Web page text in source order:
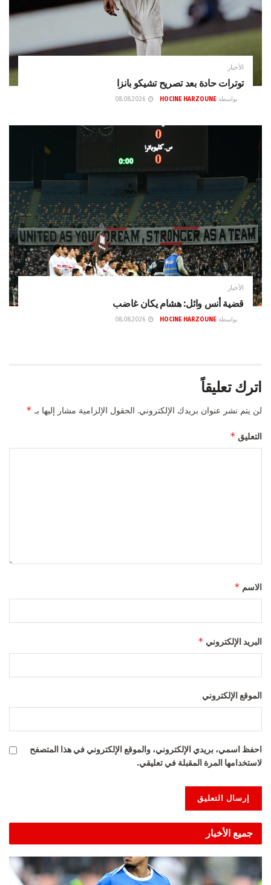
الأخبار
توترات حادة بعد تصريح تشيكو بانزا
بواسطة HOCINE HARZOUNE
الأخبار
قضية أنس وائل: هشام يكان غاضب
بواسطة HOCINE HARZOUNE
اترك تعليقاً
لن يتم نشر عنوان بريدك الإلكتروني. الحقول الإلزامية مشار إليها بـ *
التعليق *
الاسم *
البريد الإلكتروني *
الموقع الإلكتروني
احفظ اسمي، بريدي الإلكتروني، والموقع الإلكتروني في هذا المتصفح
لاستخدامها المرة المقبلة في تعليقي.
Alternative:
جميع الأخبار